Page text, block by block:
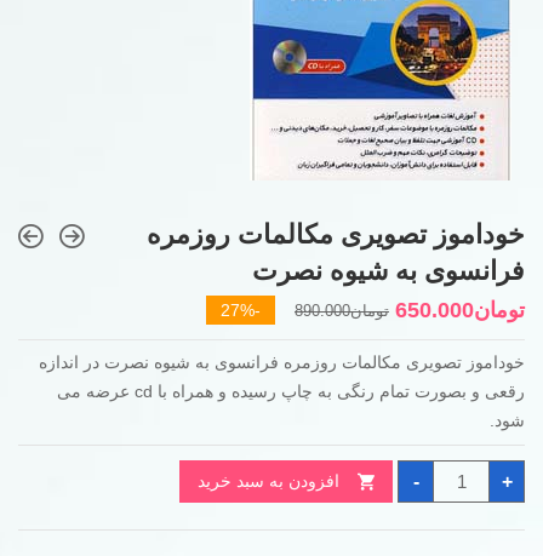
خوداموز تصویری مکالمات روزمره
فرانسوی به شیوه نصرت
تومان890.000قیمت
تومان890.000
بود.
تومان650.000
قیمت
تومان650.000
است.
خوداموز تصویری مکالمات روزمره فرانسوی به شیوه نصرت در اندازه
رقعی و بصورت تمام رنگی به چاپ رسیده و همراه با cd عرضه می
شود.
-
خوداموز
تصویری
مکالمات
فرانسوی
+ افزودن به سبد خرید